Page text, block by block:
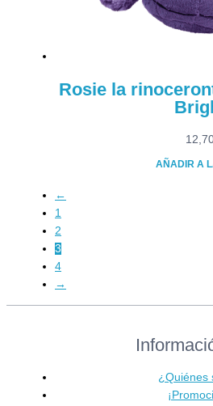
Rosie la
AÑADIR A
←
1
2
3
4
→
¿Quiénes